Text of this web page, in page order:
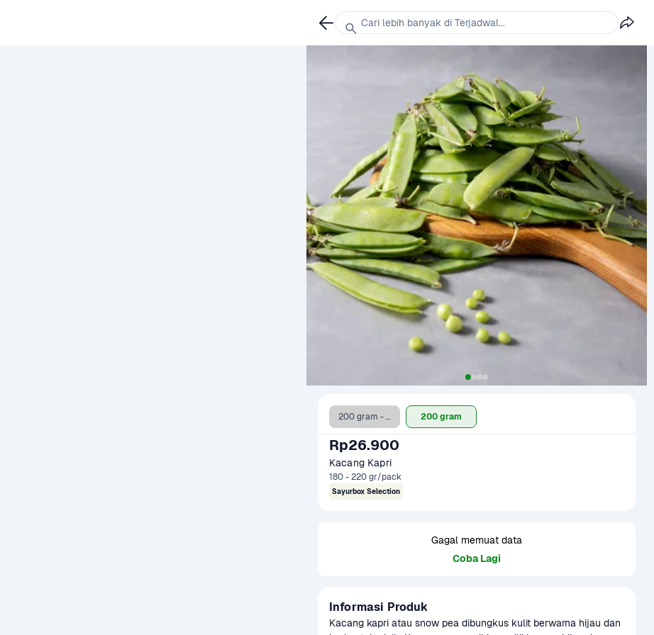
200 gram - Clearance Sale 200 gram
Rp26.900
Kacang Kapri
180 - 220 gr/pack
Sayurbox Selection
Gagal memuat data
Coba Lagi
Informasi Produk
Kacang kapri atau snow pea dibungkus kulit berwarna hijau dan
Cari lebih banyak di Terjadwal...